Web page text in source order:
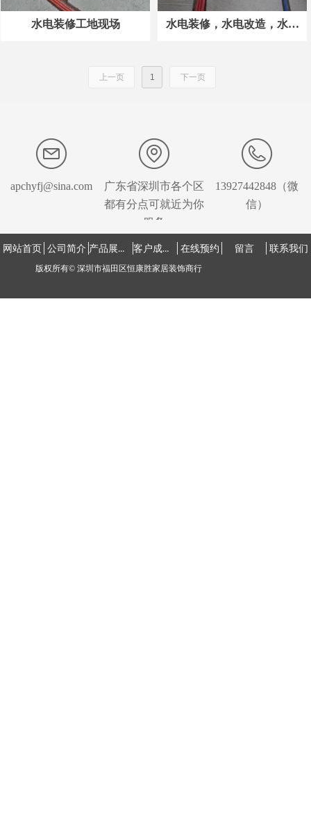
水电装修工地现场
水电装修，水电改造，水电
上一页 1 下一页
网站首页 公司简介 产品展示中心 客户成功案例 在线预约 留言 联系我们
版权所有© 深圳市福田区恒康胜家居装饰商行
apchyfj@sina.com
广东省深圳市各个区
都有分点可就近为你
服务
13927442848（微
信）